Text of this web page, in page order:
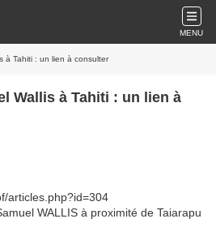
MENU
à Tahiti : un lien à consulter
Wallis à Tahiti : un lien à
articles.php?id=304
WALLIS à proximité de Taiarapu